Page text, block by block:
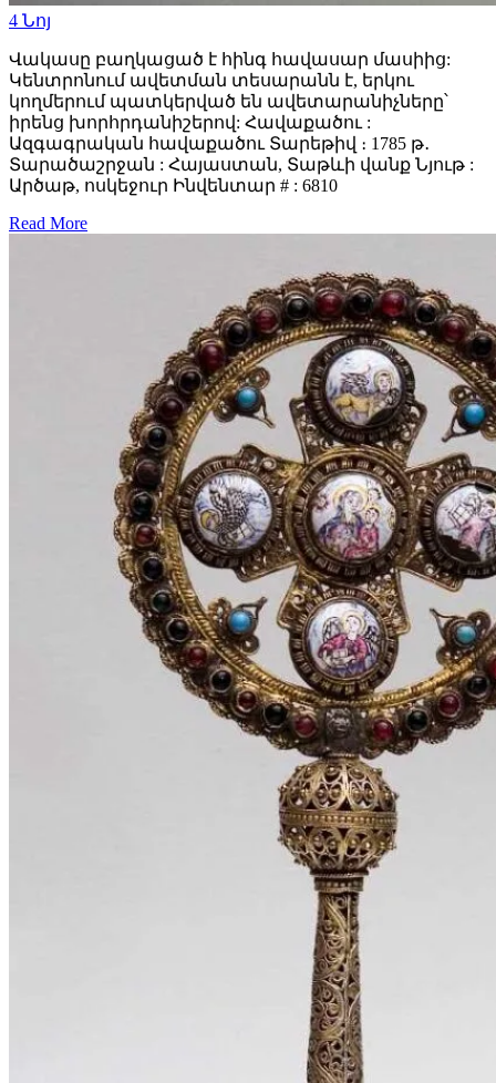
4 Նոյ
Վակասը բաղկացած է հինգ հավասար մասիից:
Կենտրոնում ավետման տեսարանն է, երկու
կողմերում պատկերված են ավետարանիչները՝
իրենց խորհրդանիշերով: Հավաքածու :
Ազգագրական հավաքածու Տարեթիվ ։ 1785 թ․
Տարածաշրջան : Հայաստան, Տաթևի վանք Նյութ :
Արծաթ, ոսկեջուր Ինվենտար # : 6810
Read More